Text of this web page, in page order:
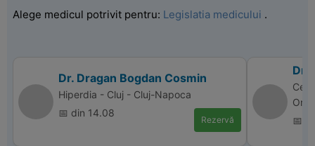
Alege medicul potrivit pentru: Legislatia medicului .
Dr. Dragan Bogdan Cosmin
Hiperdia - Cluj - Cluj-Napoca
📅 din 14.08
Rezervă
Dr.
📅